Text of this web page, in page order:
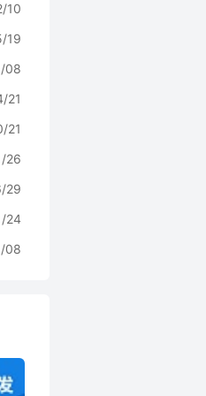
10
19
08
21
21
26
29
24
08